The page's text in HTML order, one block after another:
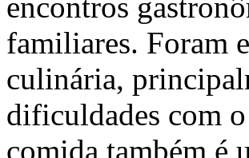
familiares. Foram
culinária,
dificuldades com
comida também é